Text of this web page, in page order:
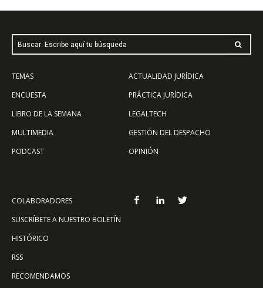
Buscar: Escribe aquí tu búsqueda
TEMAS
ENCUESTA
LIBRO DE LA SEMANA
MULTIMEDIA
PODCAST
ACTUALIDAD JURÍDICA
PRÁCTICA JURÍDICA
LEGALTECH
GESTIÓN DEL DESPACHO
OPINIÓN
COLABORADORES
SUSCRÍBETE A NUESTRO BOLETÍN
HISTÓRICO
RSS
RECOMENDAMOS